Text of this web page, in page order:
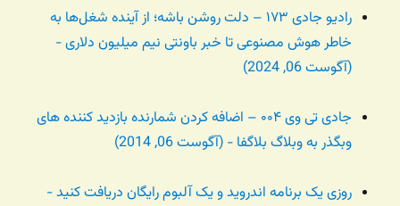
رادیو جادی ۱۷۳ – دلت روشن باشه؛ از آینده شغل‌ها به
خاطر هوش مصنوعی تا خبر باونتی نیم میلیون دلاری -
(آگوست 06, 2024)
جادی تی وی ۰۰۴ – اضافه کردن شمارنده بازدید کننده های
وبگذر به وبلاگ بلاگفا - (آگوست 06, 2014)
روزی یک برنامه اندروید و یک آلبوم رایگان دریافت کنید -